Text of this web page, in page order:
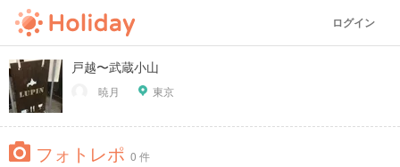
ログイン
戸越〜武蔵小山
暁月 東京
フォトレポ 0 件